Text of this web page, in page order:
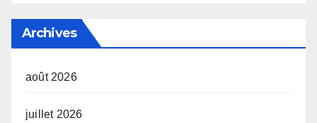
Archives
août 2026
juillet 2026